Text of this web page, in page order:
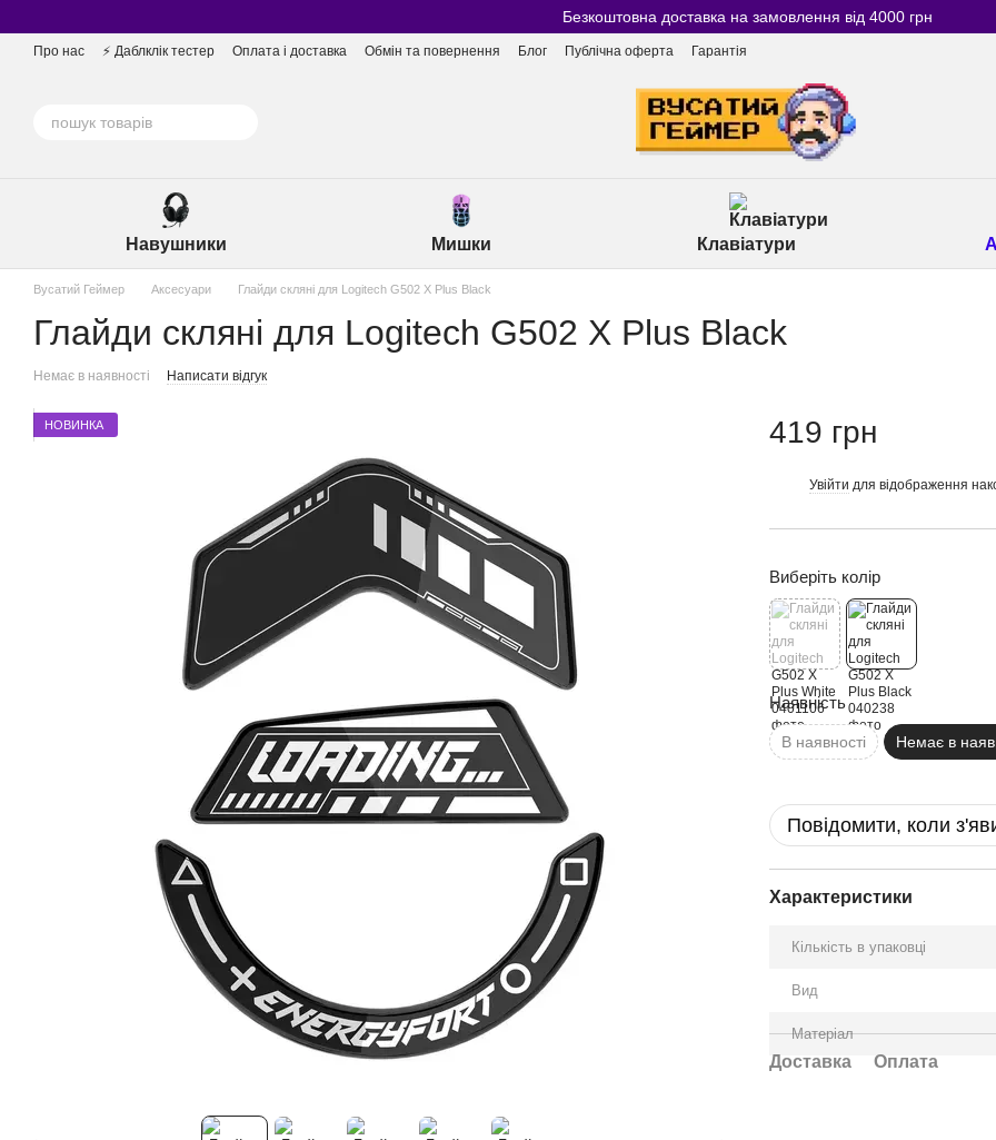
Безкоштовна доставка на замовлення від 4000 грн
Про нас ⚡️ Даблклік тестер Оплата і доставка Обмін та повернення Блог Публічна оферта Гарантія
Навушники Мишки Клавіатури
Вусатий Геймер Аксесуари Глайди скляні для Logitech G502 X Plus Black
Глайди скляні для Logitech G502 X Plus Black
Немає в наявності Написати відгук
НОВИНКА 419 грн
Увійти для відображення
Виберіть колір
Наявність
В наявності Немає в
Повідомити, коли
Характеристики
Кількість в упаковці
Вид
Матеріал
Доставка Оплата